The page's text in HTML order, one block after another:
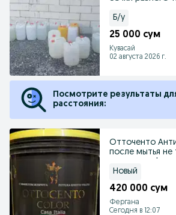
Б/у
25 000 сум
Кувасай
02 августа 2026 г.
Посмотрите результаты
расстояния:
Отточенто
после мытья не
Новый
420 000 сум
Фергана
Сегодня в 12:07